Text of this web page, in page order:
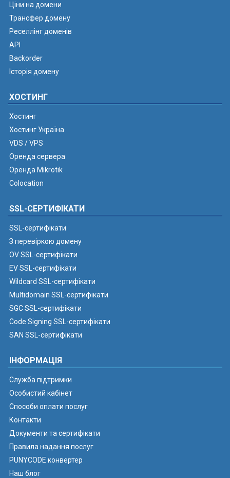
Ціни на домени
Трансфер домену
Реселлінг доменів
API
Backorder
Історія домену
ХОСТИНГ
Хостинг
Хостинг Україна
VDS / VPS
Оренда сервера
Оренда Mikrotik
Colocation
SSL-СЕРТИФІКАТИ
SSL-сертифікати
З перевіркою домену
OV SSL-сертифікати
EV SSL-сертифікати
Wildcard SSL-сертифікати
Multidomain SSL-сертифікати
SGC SSL-сертифікати
Code Signing SSL-сертифікати
SAN SSL-сертифікати
ІНФОРМАЦІЯ
Служба підтримки
Особистий кабінет
Способи оплати послуг
Контакти
Документи та сертифікати
Правила надання послуг
PUNYCODE конвертер
Наш блог